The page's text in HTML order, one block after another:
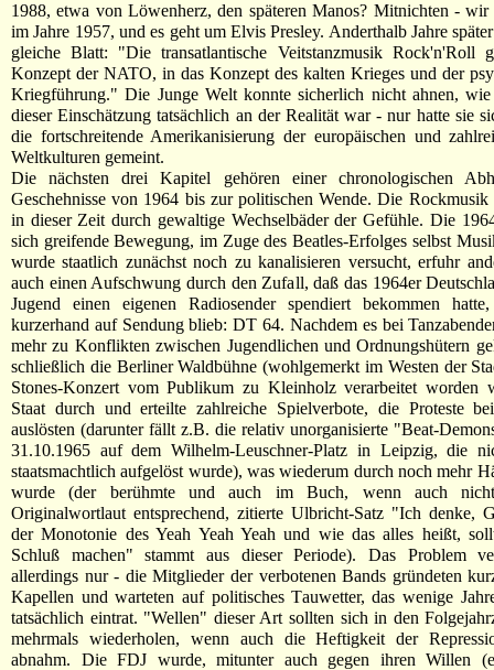
1988, etwa von Löwenherz, den späteren Manos? Mitnichten - wir
im Jahre 1957, und es geht um Elvis Presley. Anderthalb Jahre
gleiche Blatt: "Die transatlantische Veitstanzmusik Rock'n'Roll
Konzept der NATO, in das Konzept des kalten Krieges und der
Kriegführung." Die Junge Welt konnte sicherlich nicht ahnen,
dieser Einschätzung tatsächlich an der Realität war - nur hatte sie
die fortschreitende Amerikanisierung der europäischen und
Weltkulturen gemeint.
Die nächsten drei Kapitel gehören einer chronologischen
Geschehnisse von 1964 bis zur politischen Wende. Die Rockmusik
in dieser Zeit durch gewaltige Wechselbäder der Gefühle. Die
sich greifende Bewegung, im Zuge des Beatles-Erfolges selbst
wurde staatlich zunächst noch zu kanalisieren versucht, erfuhr
auch einen Aufschwung durch den Zufall, daß das 1964er
Jugend einen eigenen Radiosender spendiert bekommen
kurzerhand auf Sendung blieb: DT 64. Nachdem es bei
mehr zu Konflikten zwischen Jugendlichen und Ordnungshütern
schließlich die Berliner Waldbühne (wohlgemerkt im Westen der
Stones-Konzert vom Publikum zu Kleinholz verarbeitet worden
Staat durch und erteilte zahlreiche Spielverbote, die Proteste
auslösten (darunter fällt z.B. die relativ unorganisierte "Beat-
31.10.1965 auf dem Wilhelm-Leuschner-Platz in Leipzig, die
staatsmachtlich aufgelöst wurde), was wiederum durch noch mehr
wurde (der berühmte und auch im Buch, wenn auch
Originalwortlaut entsprechend, zitierte Ulbricht-Satz "Ich denke,
der Monotonie des Yeah Yeah Yeah und wie das alles heißt,
Schluß machen" stammt aus dieser Periode). Das Problem
allerdings nur - die Mitglieder der verbotenen Bands gründeten
Kapellen und warteten auf politisches Tauwetter, das wenige
tatsächlich eintrat. "Wellen" dieser Art sollten sich in den
mehrmals wiederholen, wenn auch die Heftigkeit der
abnahm. Die FDJ wurde, mitunter auch gegen ihren Willen